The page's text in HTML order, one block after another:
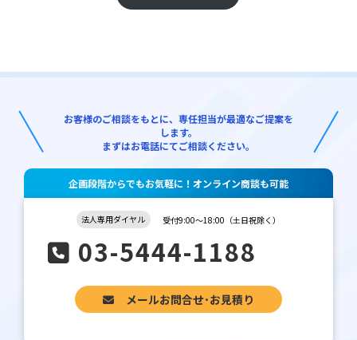
お客様のご相談をもとに、専任担当が最適なご提案を
します。
まずはお電話にてご相談ください。
企画段階からでもお気軽に！オンライン商談も可能
法人専用ダイヤル 受付9:00～18:00（土日祝除く）
03-5444-1188
メールお問合せ･お見積り